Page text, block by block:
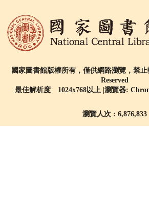
國家圖書館版權所有，僅供網路瀏覽，禁
Reserved
最佳解析度 1024x768以上 |瀏覽器:
瀏覽人次 : 6,876,833